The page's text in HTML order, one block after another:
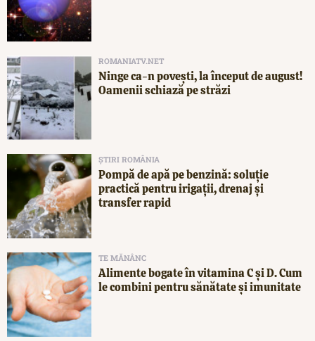
ROMANIATV.NET
Ninge ca-n povești, la început de august!
Oamenii schiază pe străzi
ȘTIRI ROMÂNIA
Pompă de apă pe benzină: soluție
practică pentru irigații, drenaj și
transfer rapid
TE MĂNÂNC
Alimente bogate în vitamina C și D. Cum
le combini pentru sănătate și imunitate